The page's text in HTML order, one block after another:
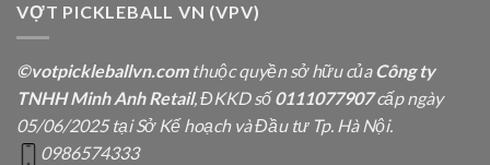
VỢT PICKLEBALL VN (VPV)
©votpickleballvn.comthuộc quyền sở hữu củaCông ty
TNHH Minh Anh Retail, ĐKKD số0111077907cấp ngày
05/06/2025 tại Sở Kế hoạch và Đầu tư Tp. Hà Nội.
0986574333